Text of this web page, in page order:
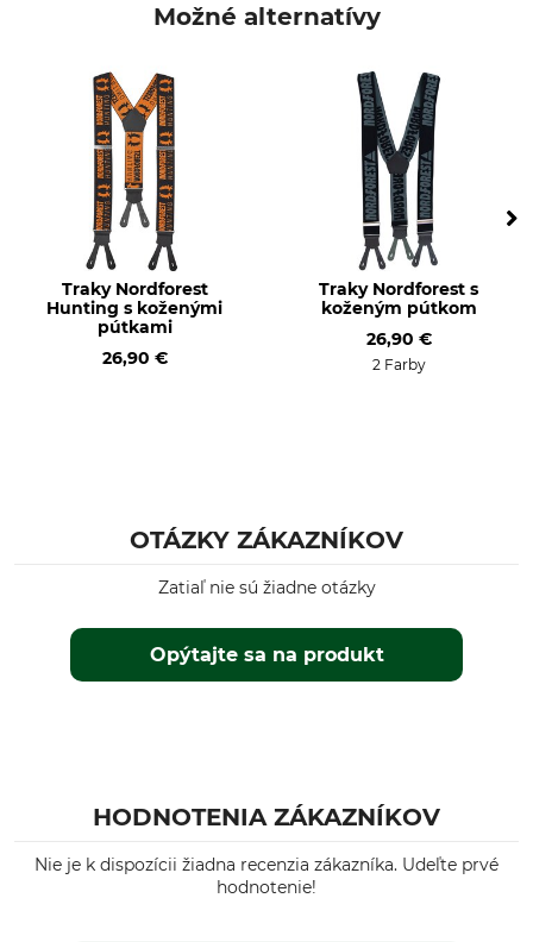
60% Polyester
40% Elastan
Nesušte v sušičke
Žehlenie
Nežehlite
Profesionálna starostlivosť
Nečistite nasucho
Pre
Možné alternatívy
Traky Nordforest
Hunting s koženými
pútkami
26,90 €
Traky Nordforest s
koženým pútkom
26,90 €
2 Farby
OTÁZKY ZÁKAZNÍKOV
Opýtajte sa na produkt
Zatiaľ nie sú žiadne otázky
HODNOTENIA ZÁKAZNÍKOV
Nie je k dispozícii žiadna recenzia zákazníka. Udeľte prvé
hodnotenie!